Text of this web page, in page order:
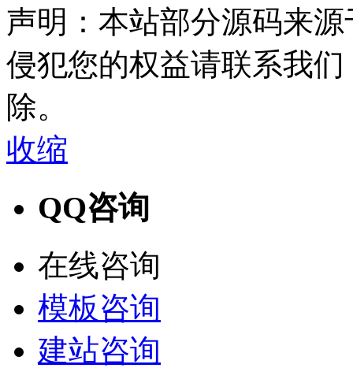
声明：本站部分源码来
侵犯您的权益请联系我
除。
收缩
QQ咨询
在线咨询
模板咨询
建站咨询